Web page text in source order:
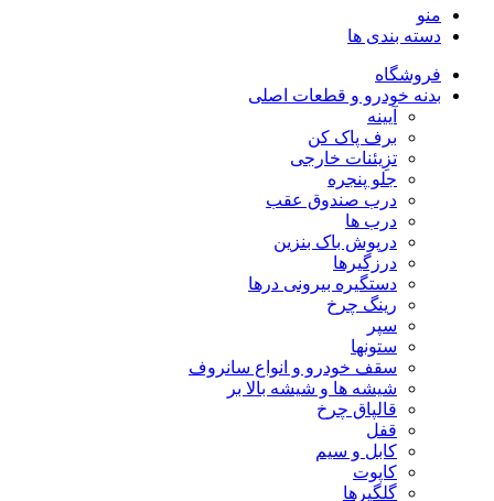
منو
دسته بندی ها
فروشگاه
بدنه خودرو و قطعات اصلی
آیینه
برف پاک کن
تزِیئنات خارجی
جلو پنجره
درب صندوق عقب
درب ها
درپوش باک بنزین
درزگیرها
دستگیره بیرونی درها
رینگ چرخ
سپر
ستونها
سقف خودرو و انواع سانروف
شیشه ها و شیشه بالا بر
قالپاق چرخ
قفل
کابل و سیم
کاپوت
گلگیرها